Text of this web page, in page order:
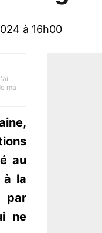
à 16h00
ma
au
à la
par
ne